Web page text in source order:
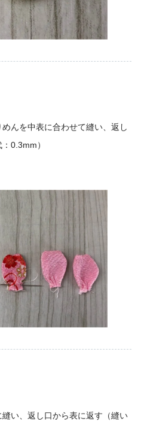
んを中表に合わせて縫い、返し
0.3mm）
い、返し口から表に返す（縫い